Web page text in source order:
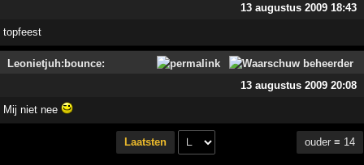
13 augustus 2009 18:43
topfeest
Leonietjuh:bounce:
13 augustus 2009 20:08
Mij niet nee
Laatsten ouder ≡ 14